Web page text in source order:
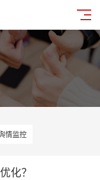
情监控
化？